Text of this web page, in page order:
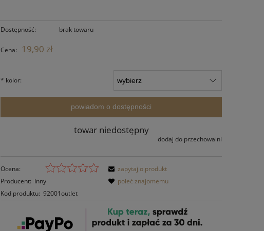
Dostępność: brak towaru
Cena: 19,90 zł
* kolor:
powiadom o dostępności
towar niedostępny
dodaj do przechowalni
Ocena:
Producent: Inny
Kod produktu: 92001outlet
zapytaj o produkt
poleć znajomemu